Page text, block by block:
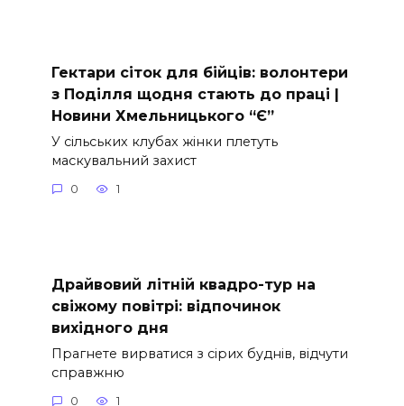
Гектари сіток для бійців: волонтери
з Поділля щодня стають до праці |
Новини Хмельницького “Є”
У сільських клубах жінки плетуть
маскувальний захист
0 1
Драйвовий літній квадро-тур на
свіжому повітрі: відпочинок
вихідного дня
Прагнете вирватися з сірих буднів, відчути
справжню
0 1